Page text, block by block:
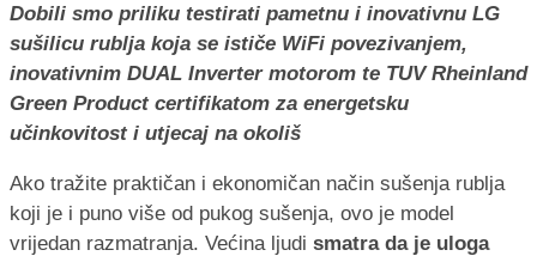
Dobili smo priliku testirati pametnu i inovativnu LG
sušilicu rublja koja se ističe WiFi povezivanjem,
inovativnim DUAL Inverter motorom te TUV Rheinland
Green Product certifikatom za energetsku
učinkovitost i utjecaj na okoliš
Ako tražite praktičan i ekonomičan način sušenja rublja
koji je i puno više od pukog sušenja, ovo je model
vrijedan razmatranja. Većina ljudi smatra da je uloga